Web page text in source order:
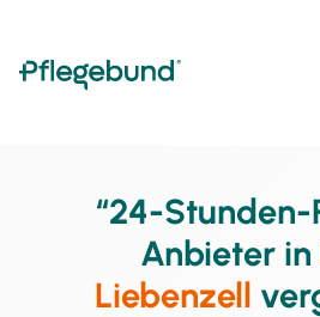
“24-Stunden-
Anbieter in
Liebenzell